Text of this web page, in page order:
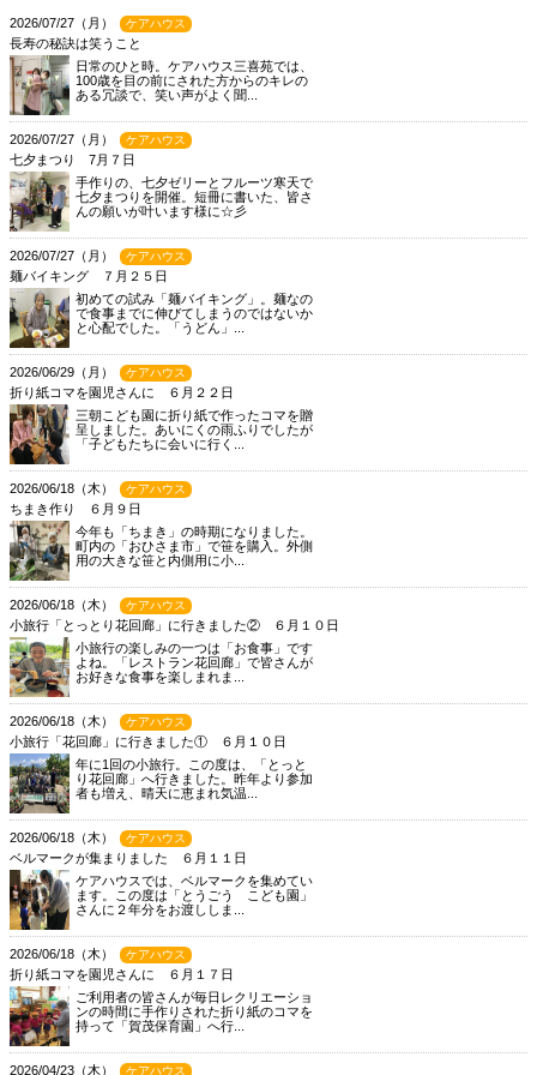
2026/07/27（月） ケアハウス
長寿の秘訣は笑うこと
日常のひと時。ケアハウス三喜苑では、
100歳を目の前にされた方からのキレの
ある冗談で、笑い声がよく聞...
2026/07/27（月） ケアハウス
七夕まつり 7月７日
手作りの、七夕ゼリーとフルーツ寒天で
七夕まつりを開催。短冊に書いた、皆さ
んの願いが叶います様に☆彡
2026/07/27（月） ケアハウス
麺バイキング ７月２５日
初めての試み「麺バイキング」。麺なの
で食事までに伸びてしまうのではないか
と心配でした。「うどん」...
2026/06/29（月） ケアハウス
折り紙コマを園児さんに ６月２２日
三朝こども園に折り紙で作ったコマを贈
呈しました。あいにくの雨ふりでしたが
「子どもたちに会いに行く...
2026/06/18（木） ケアハウス
ちまき作り ６月９日
今年も「ちまき」の時期になりました。
町内の「おひさま市」で笹を購入。外側
用の大きな笹と内側用に小...
2026/06/18（木） ケアハウス
小旅行「とっとり花回廊」に行きました② ６月１０日
小旅行の楽しみの一つは「お食事」です
よね。「レストラン花回廊」で皆さんが
お好きな食事を楽しまれま...
2026/06/18（木） ケアハウス
小旅行「花回廊」に行きました① ６月１０日
年に1回の小旅行。この度は、「とっと
り花回廊」へ行きました。昨年より参加
者も増え、晴天に恵まれ気温...
2026/06/18（木） ケアハウス
ベルマークが集まりました ６月１１日
ケアハウスでは、ベルマークを集めてい
ます。この度は「とうごう こども園」
さんに２年分をお渡ししま...
2026/06/18（木） ケアハウス
折り紙コマを園児さんに ６月１７日
ご利用者の皆さんが毎日レクリエーショ
ンの時間に手作りされた折り紙のコマを
持って「賀茂保育園」へ行...
2026/04/23（木） ケアハウス